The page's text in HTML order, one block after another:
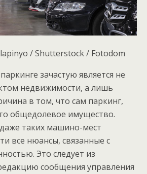
/ Shutterstock / Fotodom
зачастую является не
недвижимости, а лишь
в том, что сам паркинг,
общедолевое имущество.
таких машино-мест
все нюансы, связанные с
Это следует из
сообщения управления